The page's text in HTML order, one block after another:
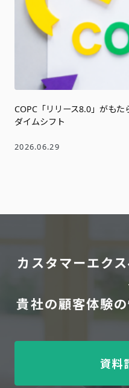
COPC「リリース8.0」がも
ダイムシフト
2026.06.29
カスタマーエク
貴社の顧客体験
資料